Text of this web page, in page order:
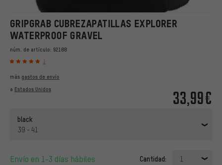
GRIPGRAB CUBREZAPATILLAS EXPLORER
WATERPROOF GRAVEL
núm. de artículo: 92188
1
33,99€
más gastos de envío
a Estados Unidos
black
39 - 41
Envío en 1-3 días hábiles Cantidad: 1